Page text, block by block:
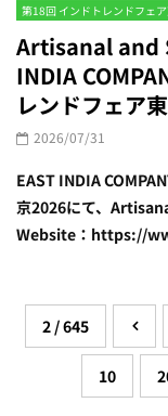
第18回 インドトレンドフェ
Artisanal and
INDIA
レンドフェア
2026/07/31
EAST INDIA
京2026にて、
Website：https://
2 / 645
10